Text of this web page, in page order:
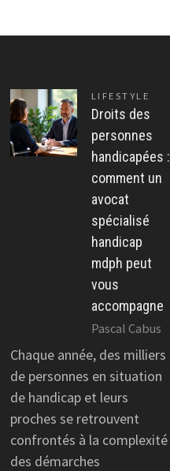
LIFESTYLE
Droits des
personnes
handicapées :
comment un
avocat
spécialisé
handicap
mdph peut
vous
accompagne
Pascal Cabus
Chaque année, des milliers
de personnes en situation
de handicap et leurs
proches se retrouvent
confrontés à la complexité
des démarches